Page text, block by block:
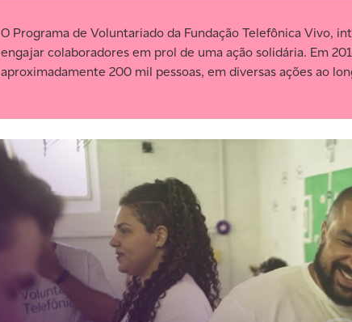
O Programa de Voluntariado da Fundação Telefônica Vivo,
engajar colaboradores em prol de uma ação solidária. Em
aproximadamente 200 mil pessoas, em diversas ações ao